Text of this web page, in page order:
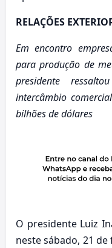
RELAÇÕES
Em encontro
para produção de
presidente
intercâmbio
bilhões de dólares
O presidente Luiz
neste sábado, 21